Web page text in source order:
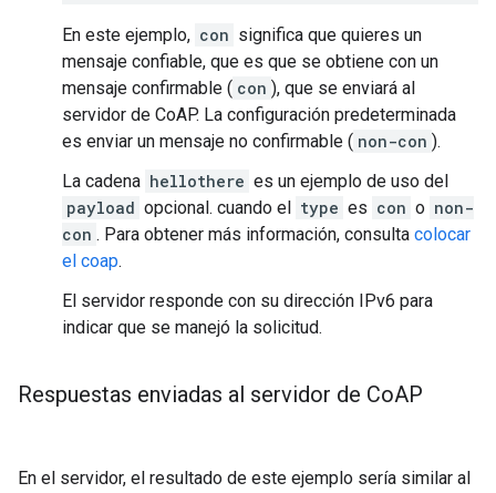
En este ejemplo, con significa que quieres un
mensaje confiable, que es que se obtiene con un
mensaje confirmable ( con ), que se enviará al
servidor de CoAP. La configuración predeterminada
es enviar un mensaje no confirmable ( non-con ).
La cadena hellothere es un ejemplo de uso del
payload opcional. cuando el type es con o non-
con . Para obtener más información, consulta colocar
el coap.
El servidor responde con su dirección IPv6 para
indicar que se manejó la solicitud.
Respuestas enviadas al servidor de CoAP
En el servidor, el resultado de este ejemplo sería similar al